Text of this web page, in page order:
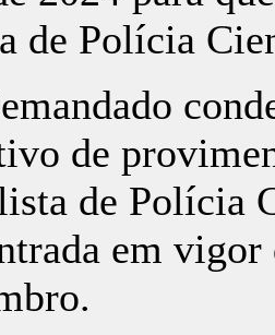
de Polícia
de
de
em